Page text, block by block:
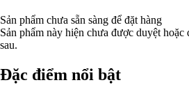
Sản phẩm chưa sẵn sàng để đặt hàng
Sản phẩm này hiện chưa được duyệt
sau.
Đặc điểm nổi bật